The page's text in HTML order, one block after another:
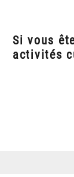
Si vous
activités